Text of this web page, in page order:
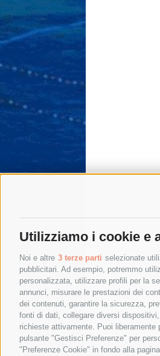
Utilizziamo i cookie e
Noi e altre 3 terze parti selezionate
pubblicitari. Ad esempio, potremmo
personalizzata, utilizzare profili per la
annunci, misurare le prestazioni dei
dei contenuti, garantire la sicurezza,
fonti di dati, collegare diversi
richieste attivamente. Puoi
pulsante "Gestisci Preferenze" per
"Preferenze Cookie" in fondo alla